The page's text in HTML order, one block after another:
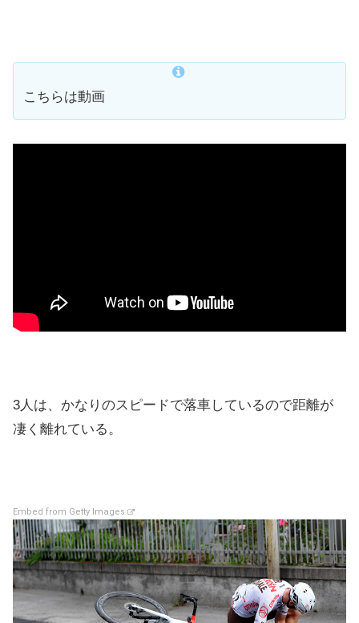
こちらは動画
3人は、かなりのスピードで落車しているので距離が
凄く離れている。
Embed from Getty Images